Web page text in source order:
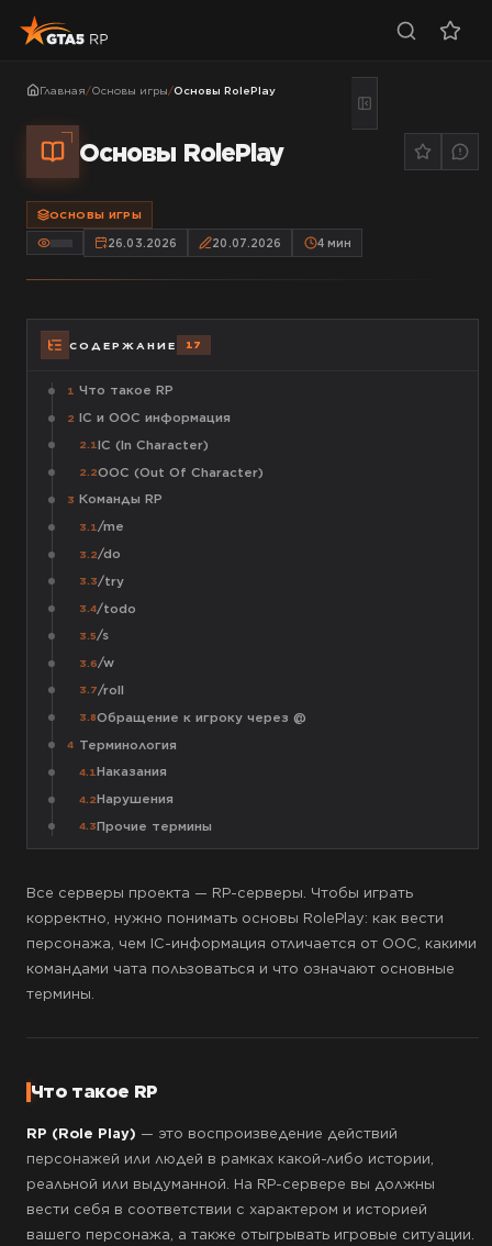
Главная/Основы игры/Основы RolePlay
Основы RolePlay
ОСНОВЫ ИГРЫ
26.03.2026 20.07.2026 4мин
СОДЕРЖАНИЕ 17
1 Что такое RP
2 IC и OOC информация
2.1IC (In Character)
2.2OOC (Out Of Character)
3 Команды RP
3.1/me
3.2/do
3.3/try
3.4/todo
3.5/s
3.6/w
3.7/roll
3.8Обращение к игроку через @
4 Терминология
4.1Наказания
4.2Нарушения
4.3Прочие термины
Все серверы проекта — RP-серверы. Чтобы играть
корректно, нужно понимать основы RolePlay: как вести
персонажа, чем IC-информация отличается от OOC, какими
командами чата пользоваться и что означают основные
термины.
Что такое RP
RP (Role Play) — это воспроизведение действий
персонажей или людей в рамках какой-либо истории,
реальной или выдуманной. На RP-сервере вы должны
вести себя в соответствии с характером и историей
вашего персонажа, а также отыгрывать игровые ситуации.